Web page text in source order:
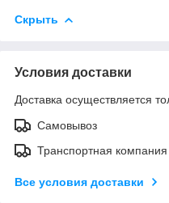
Скрыть
Условия доставки
Доставка осуществляется
Самовывоз
Транспортная компания
Все условия доставки